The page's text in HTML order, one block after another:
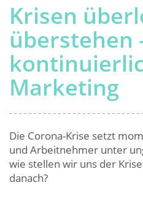
Krisen
überstehen
Marketing
Die Corona-Krise setzt
und Arbeitnehmer unter
wie stellen wir uns der
danach?